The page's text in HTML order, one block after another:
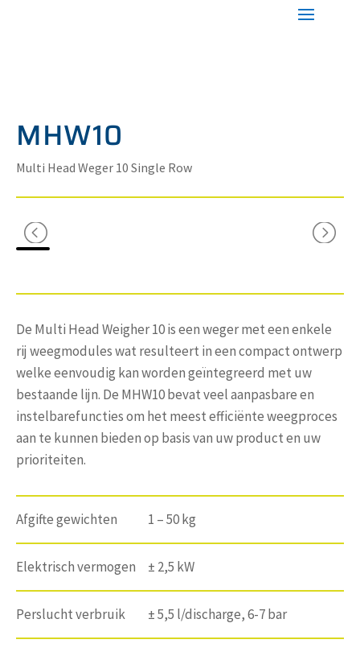
MHW10
Multi Head Weger 10 Single Row
De Multi Head Weigher 10 is een weger met een enkele
rij weegmodules wat resulteert in een compact ontwerp
welke eenvoudig kan worden geïntegreerd met uw
bestaande lijn. De MHW10 bevat veel aanpasbare en
instelbarefuncties om het meest efficiënte weegproces
aan te kunnen bieden op basis van uw product en uw
prioriteiten.
Afgifte gewichten 1 – 50 kg
Elektrisch vermogen ± 2,5 kW
Perslucht verbruik ± 5,5 l/discharge, 6-7 bar